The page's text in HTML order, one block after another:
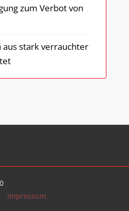
zum Verbot von
aus stark verrauchter
Impressum